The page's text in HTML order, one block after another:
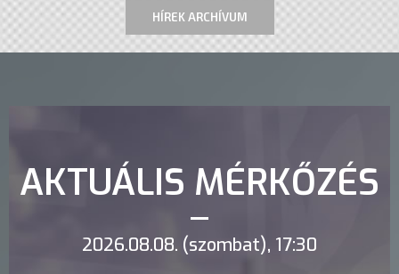
HÍREK ARCHÍVUM
AKTUÁLIS MÉRKŐZÉS
2026.08.08. (szombat), 17:30